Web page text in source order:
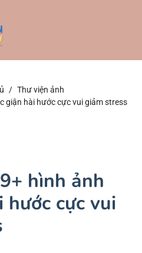
Thư viện ảnh
giận hài hước cực vui giảm stress
hình ảnh
cực vui